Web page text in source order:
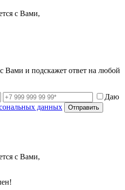
с Вами,
Вами и подскажет ответ на любой
Даю
данных Отправить
с Вами,